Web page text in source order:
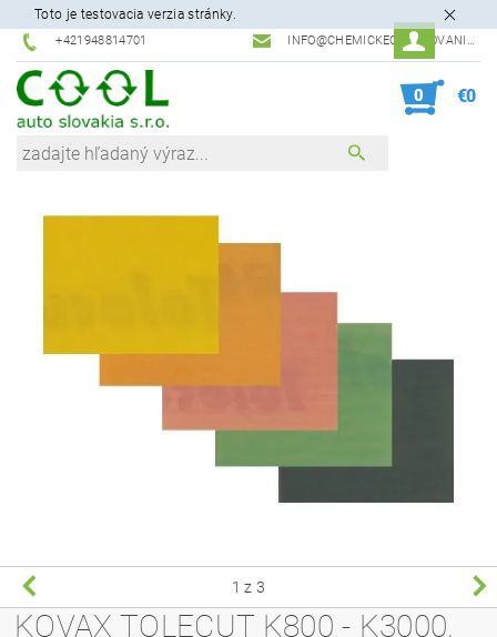
Toto je testovacia verzia stránky.
+421948814701 INFO@CHEMICKEODLAKOVANIE.SK
0 €0
1 z 3
KOVAX TOLECUT K800 - K3000,